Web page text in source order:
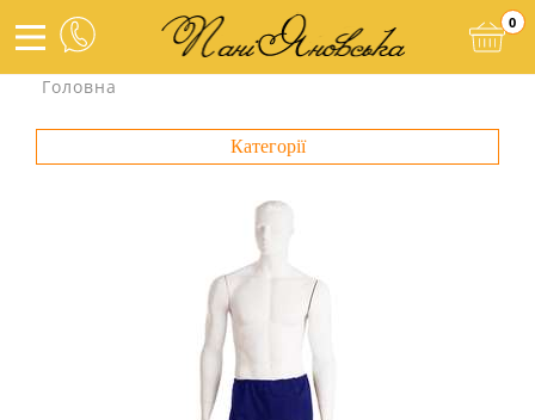
0
Головна
Категорії